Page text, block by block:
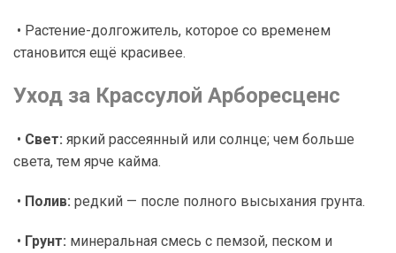
• Растение-долгожитель, которое со временем
становится ещё красивее.
Уход за Крассулой Арборесценс
• Свет: яркий рассеянный или солнце; чем больше
света, тем ярче кайма.
• Полив: редкий — после полного высыхания грунта.
• Грунт: минеральная смесь с пемзой, песком и